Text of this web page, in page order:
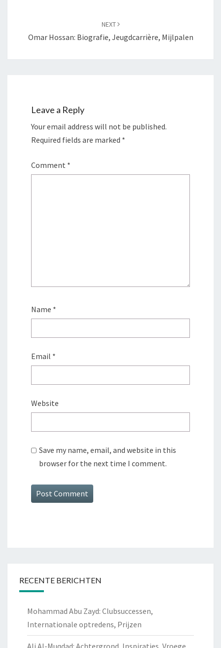
NEXT
Omar Hossan: Biografie, Jeugdcarrière, Mijlpalen
Leave a Reply
Your email address will not be published.
Required fields are marked *
Comment *
Name *
Email *
Website
Save my name, email, and website in this
browser for the next time I comment.
RECENTE BERICHTEN
Mohammad Abu Zayd: Clubsuccessen,
Internationale optredens, Prijzen